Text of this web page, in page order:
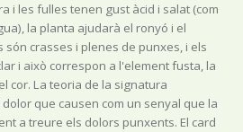
i les fulles tenen gust àcid i salat (com
la planta ajudarà el ronyó i el
són crasses i plenes de punxes, i els
i això correspon a l'element fusta, la
cor. La teoria de la signatura
que causen com un senyal que la
a treure els dolors punxents. El card